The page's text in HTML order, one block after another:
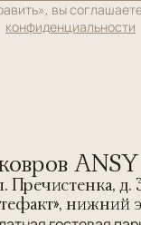
вы
конфиденциальности
Пречистенка, д.
нижний